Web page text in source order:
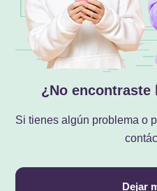
¿No encontraste
Si tienes algún problema o
Dejar